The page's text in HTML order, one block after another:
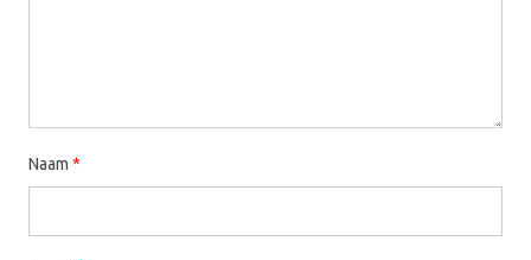
Naam *